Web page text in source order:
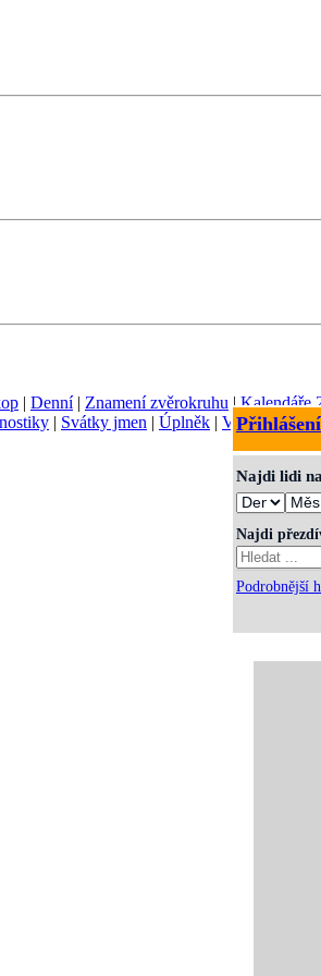
Přihlášení
Najdi lidi
Najdi
Podrobnější
| Denní| Znamení zvěrokruhu | Kalendáře
| Svátky jmen | Úplněk | Význam jmen